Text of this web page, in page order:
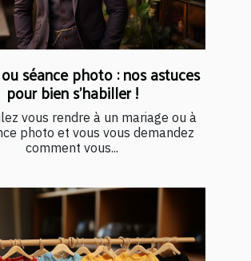
séance photo : nos astuces
pour bien s’habiller !
vous rendre à un mariage ou à
photo et vous vous demandez
comment vous...